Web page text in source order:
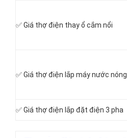
✅ Giá thợ điện thay ổ cắm nổi
✅ Giá thợ điện lắp máy nước nóng
✅ Giá thợ điện lắp đặt điện 3 pha